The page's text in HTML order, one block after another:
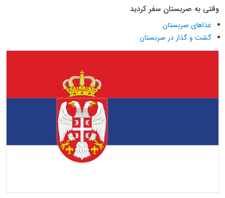
وقتی به صربستان سفر کردید
غذاهای صربستان
گشت و گذار در صربستان